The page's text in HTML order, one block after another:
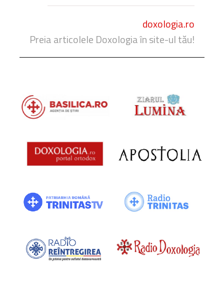
doxologia.ro
Preia articolele Doxologia în site-ul tău!